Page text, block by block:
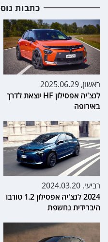
כתבות
ראשון, 2025.06.29
לנצ'יה אפסילון HF יוצאת לדרך
באירופה
רביעי, 2024.03.20
2024 לנצ'יה אפסילון 1.2 טורבו
היברידית נחשפת